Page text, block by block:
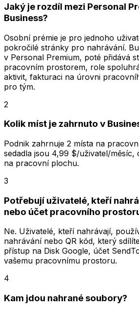
Jaký je rozdíl mezi Personal
Business?
Osobní prémie je pro jednoho
pokročilé stránky pro nahrávání.
v Personal Premium, poté přidává
pracovním prostorem, role
aktivit, fakturaci na úrovni
pro tým.
2
Kolik míst je zahrnuto v
Podnik zahrnuje 2 místa na
sedadla jsou 4,99 $/uživatel/měsíc,
na pracovní plochu.
3
Potřebují uživatelé, kteří
nebo účet pracovního
Ne. Uživatelé, kteří nahrávají,
nahrávání nebo QR kód, který
přístup na Disk Google, účet
vašemu pracovnímu prostoru.
4
Kam jdou nahrané soubory?